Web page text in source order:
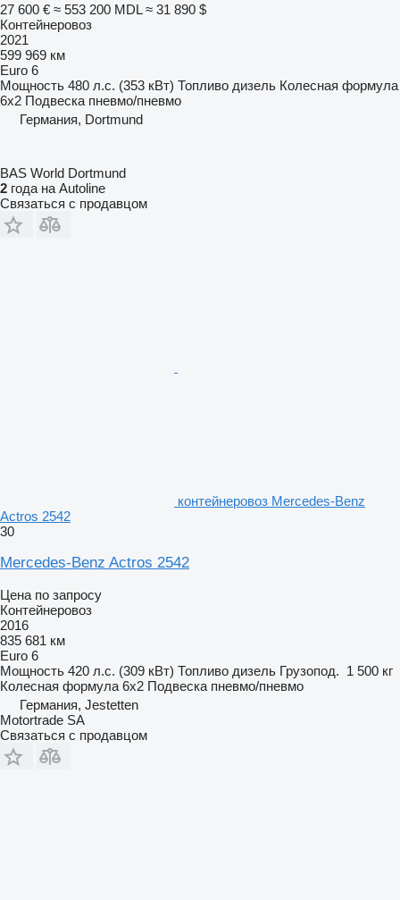
27 600 € ≈ 553 200 MDL ≈ 31 890 $
Контейнеровоз
2021
599 969 км
Euro 6
Мощность 480 л.с. (353 кВт) Топливо дизель Колесная формула
6x2 Подвеска пневмо/пневмо
Германия, Dortmund
BAS World Dortmund
2 года на Autoline
Связаться с продавцом
контейнеровоз Mercedes-Benz
Actros 2542
30
Mercedes-Benz Actros 2542
Цена по запросу
Контейнеровоз
2016
835 681 км
Euro 6
Мощность 420 л.с. (309 кВт) Топливо дизель Грузопод. 1 500 кг
Колесная формула 6x2 Подвеска пневмо/пневмо
Германия, Jestetten
Motortrade SA
Связаться с продавцом